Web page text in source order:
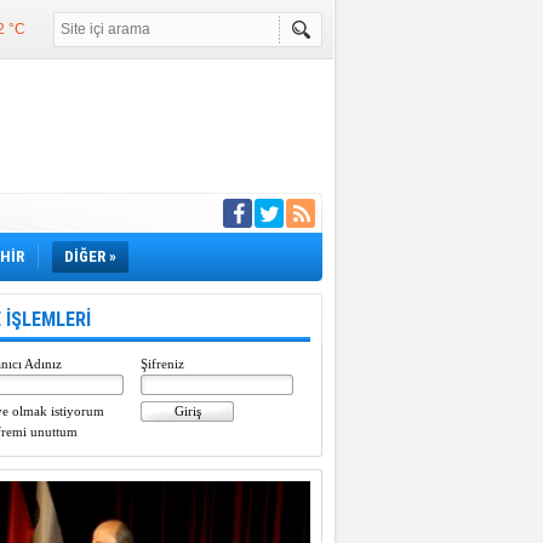
°C
girdi
DİĞER »
İŞLEMLERİ
Adınız Şifreniz
olmak istiyorum
unuttum